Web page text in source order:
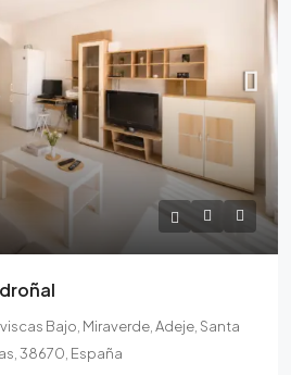
Bajo, Miraverde, Adeje, Santa
38670, España